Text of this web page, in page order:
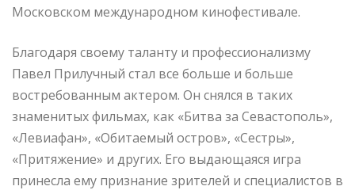
Московском международном кинофестивале.
Благодаря своему таланту и профессионализму
Павел Прилучный стал все больше и больше
востребованным актером. Он снялся в таких
знаменитых фильмах, как «Битва за Севастополь»,
«Левиафан», «Обитаемый остров», «Сестры»,
«Притяжение» и других. Его выдающаяся игра
принесла ему признание зрителей и специалистов в